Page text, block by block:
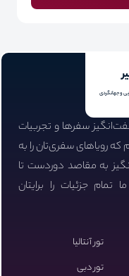
و جهانگردی
سفرها و تجربیات
رویاهای سفری‌تان را به
به مقاصد دوردست تا
جزئیات را برایتان
تور آنتالیا
تور دبی